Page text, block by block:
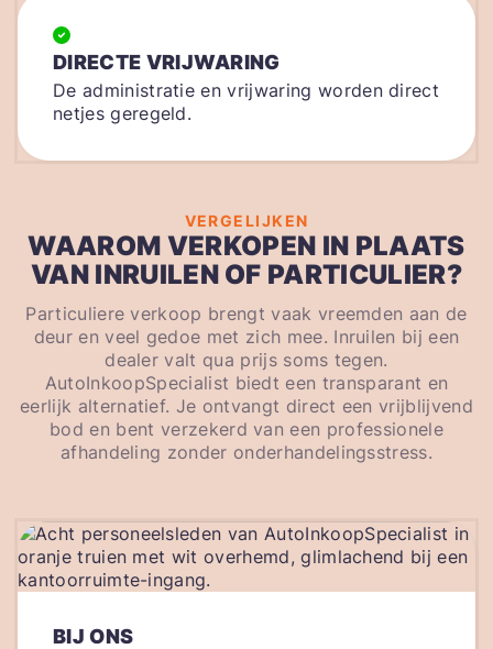
DIRECTE VRIJWARING
De administratie en vrijwaring worden direct
netjes geregeld.
VERGELIJKEN
WAAROM VERKOPEN IN PLAATS
VAN INRUILEN OF PARTICULIER?
Particuliere verkoop brengt vaak vreemden aan de
deur en veel gedoe met zich mee. Inruilen bij een
dealer valt qua prijs soms tegen.
AutoInkoopSpecialist biedt een transparant en
eerlijk alternatief. Je ontvangt direct een vrijblijvend
bod en bent verzekerd van een professionele
afhandeling zonder onderhandelingsstress.
BIJ ONS